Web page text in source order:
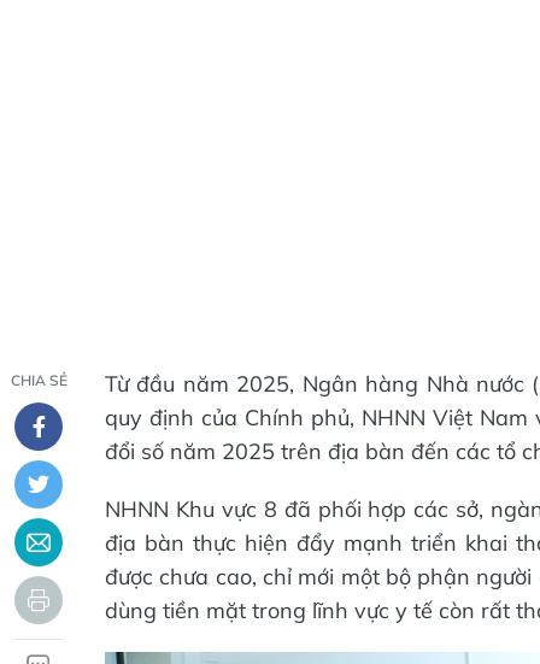
CHIA SẺ
Từ đầu năm 2025, Ngân hàng Nhà nước
quy định của Chính phủ, NHNN Việt
đổi số năm 2025 trên địa bàn đến các tổ
NHNN Khu vực 8 đã phối hợp các sở,
địa bàn thực hiện đẩy mạnh triển khai
được chưa cao, chỉ mới một bộ phận
dùng tiền mặt trong lĩnh vực y tế còn rất